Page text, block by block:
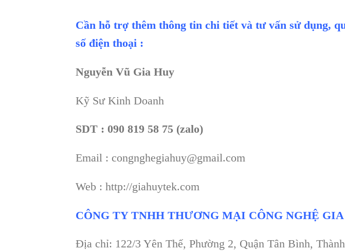
Cần hỗ trợ thêm thông tin chi tiết và tư vấn sử dụng,
số điện thoại :
Nguyễn Vũ Gia Huy
Kỹ Sư Kinh Doanh
SDT : 090 819 58 75 (zalo)
Email : congnghegiahuy@gmail.com
Web : http://giahuytek.com
CÔNG TY TNHH THƯƠNG MẠI CÔNG NGHỆ
Địa chỉ: 122/3 Yên Thế, Phường 2, Quận Tân Bình,